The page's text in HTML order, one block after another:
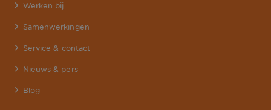
Werken bij
Samenwerkingen
Service & contact
Nieuws & pers
Blog